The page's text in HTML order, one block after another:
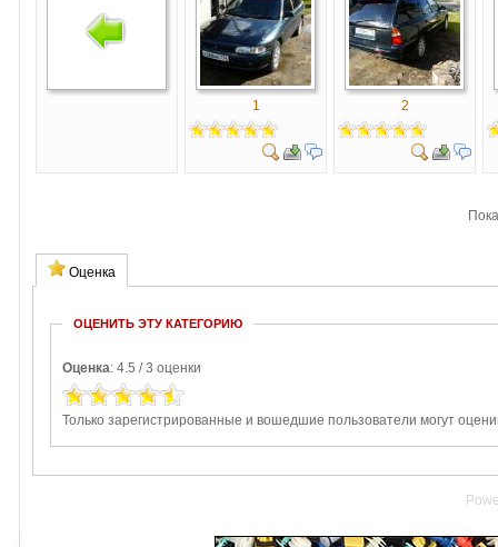
1 2
Оценка
ОЦЕНИТЬ ЭТУ КАТЕГОРИЮ
Оценка: 4.5 / 3 оценки
Только зарегистрированные и вошедшие пользователи могут